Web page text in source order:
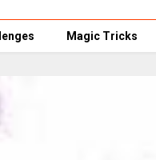
Magic Tricks